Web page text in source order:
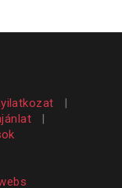
|
|